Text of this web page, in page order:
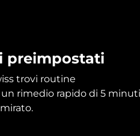
preimpostati
trovi routine
rimedio rapido di 5 minuti